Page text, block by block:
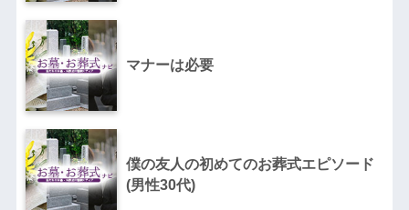
マナーは必要
僕の友人の初めてのお葬式エピソード
(男性30代)